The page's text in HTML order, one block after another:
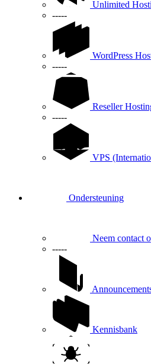
Unlimited
-----
WordPress
-----
Reseller
-----
VPS
Ondersteuning
Neem contact
-----
Kennisbank